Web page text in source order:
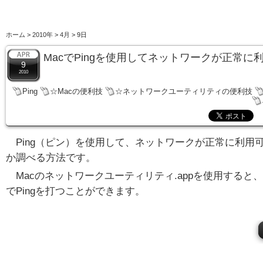
ホーム > 2010年 > 4月 > 9日
9
2010
MacでPingを使用してネットワークが正常に
Ping ☆Macの便利技
☆ネットワークユーティリティの便利技
Ping（ピン）を使用して、ネットワークが正常に利用
か調べる方法です。
Macのネットワークユーティリティ.appを使用すると
でPingを打つことができます。